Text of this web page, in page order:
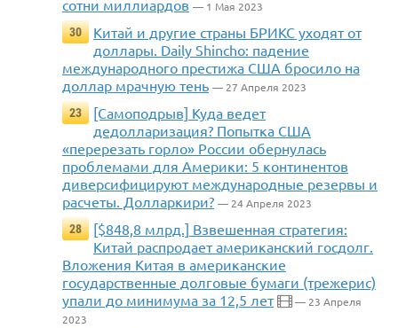
сотни миллиардов — 1 Мая 2023
30
Китай и другие страны БРИКС уходят от
доллары. Daily Shincho: падение
международного престижа США бросило на
доллар мрачную тень — 27 Апреля 2023
23
[Самоподрыв] Куда ведет
дедолларизация? Попытка США
«перерезать горло» России обернулась
проблемами для Америки: 5 континентов
диверсифицируют международные резервы и
расчеты. Долларкири? — 24 Апреля 2023
28
[$848,8 млрд.] Взвешенная стратегия:
Китай распродает американский госдолг.
Вложения Китая в американские
государственные долговые бумаги (трежерис)
упали до минимума за 12,5 лет
— 23 Апреля
2023